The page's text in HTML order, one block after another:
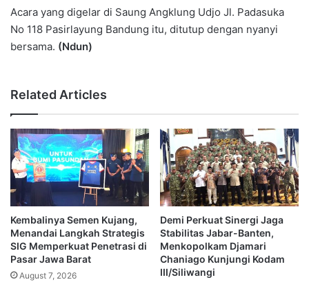
Acara yang digelar di Saung Angklung Udjo Jl. Padasuka
No 118 Pasirlayung Bandung itu, ditutup dengan nyanyi
bersama. (Ndun)
Related Articles
Kembalinya Semen Kujang,
Menandai Langkah Strategis
SIG Memperkuat Penetrasi di
Pasar Jawa Barat
August 7, 2026
Demi Perkuat Sinergi Jaga
Stabilitas Jabar-Banten,
Menkopolkam Djamari
Chaniago Kunjungi Kodam
III/Siliwangi